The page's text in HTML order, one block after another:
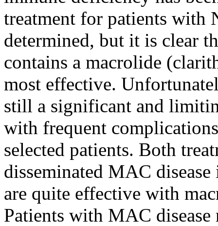
treatment for patients with
determined, but it is clear
contains a macrolide
most effective.
still a significant and
with frequent
selected patients. Both
disseminated MAC
are quite effective with
Patients with MAC